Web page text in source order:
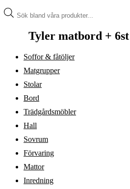
Produktsökning
Tyler matbord +
Soffor & fåtöljer
Matgrupper
Stolar
Bord
Trädgårdsmöbler
Hall
Sovrum
Förvaring
Mattor
Inredning